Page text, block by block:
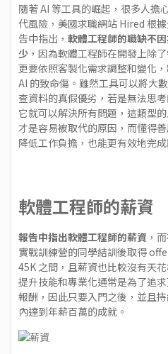
隨著 AI 等工具的崛起，很多人擔
代風險，美國求職網站 Hired 根
告中指出， 軟體工程師的職缺不
少 ，因為軟體工程師在開發上除
更要依照客製化需求調整和變化
AI 的致命傷。雖然工具可以將大
查資料的真假優劣，若是無法思
它就可以解決所有問題，這類型
才是容易被取代的原因，而懂得
降低工作負擔，也能更有效地完成
軟體工程師的薪資
報告中指出軟體工程師的薪資 ，
實戰訓練營的同學結訓後取得
45K 之間，且薪資也比較沒有天
提升技能和專業化通常是為了追
報酬，因此只要入門之後，並且
內達到年薪百萬的成就。